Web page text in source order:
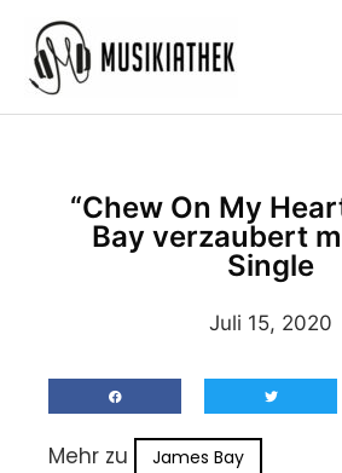
Inhalt
springen
“Chew On My
Bay verzaubert
Single
Juli 15, 2020
Mehr zu James Bay